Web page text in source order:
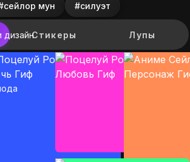
дизайн
мун #силуэт
Стикеры Лупы